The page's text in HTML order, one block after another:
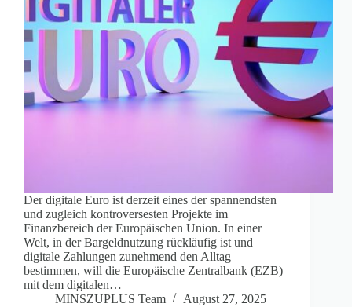
Der digitale Euro ist derzeit eines der spannendsten
und zugleich kontroversesten Projekte im
Finanzbereich der Europäischen Union. In einer
Welt, in der Bargeldnutzung rückläufig ist und
digitale Zahlungen zunehmend den Alltag
bestimmen, will die Europäische Zentralbank (EZB)
mit dem digitalen…
MINSZUPLUS Team
August 27, 2025